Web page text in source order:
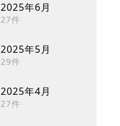
2025年6月
27件
2025年5月
29件
2025年4月
27件